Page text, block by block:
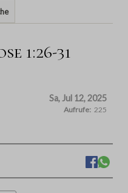
1:26-31
Sa, Jul 12, 2025
Aufrufe: 225